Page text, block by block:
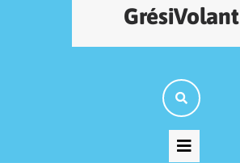
GrésiVolant